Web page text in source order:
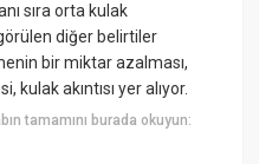
sıra orta kulak
diğer belirtiler
bir miktar azalması,
kulak akıntısı yer alıyor.
tamamını burada okuyun: